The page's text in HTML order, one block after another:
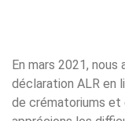
En mars 2021,
déclaration ALR en
de crématoriums et